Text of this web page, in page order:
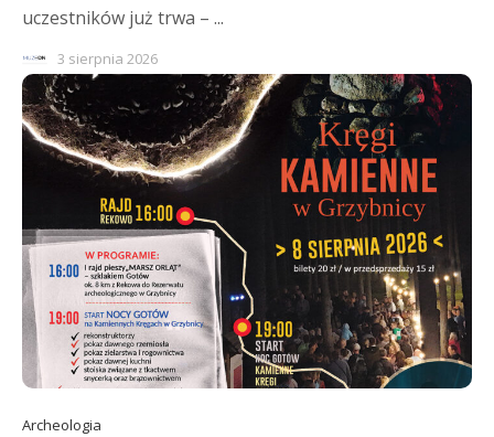
uczestników już trwa – ...
3 sierpnia 2026
Archeologia